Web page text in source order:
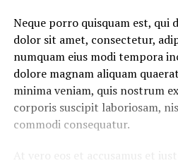
Neque porro quisquam est, qui
dolor sit amet, consectetur,
numquam eius modi tempora
dolore magnam aliquam
minima veniam, quis nostrum
corporis suscipit laboriosam,
commodi consequatur.